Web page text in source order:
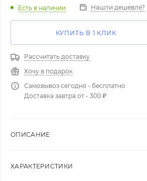
Есть в наличии Нашли дешевле?
КУПИТЬ В 1 КЛИК
Рассчитать доставку
Хочу в подарок
Самовывоз сегодня - бесплатно
Доставка завтра от - 300 ₽
ОПИСАНИЕ
ХАРАКТЕРИСТИКИ